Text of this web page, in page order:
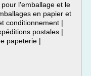
l'emballage et le
en papier et
conditionnement |
postales |
papeterie |